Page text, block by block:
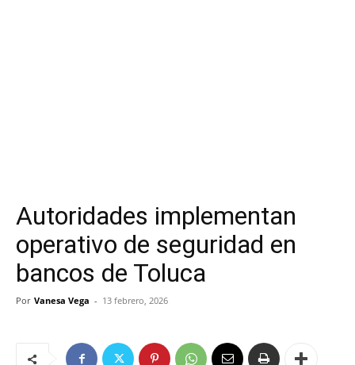
Autoridades implementan
operativo de seguridad en
bancos de Toluca
Por Vanesa Vega - 13 febrero, 2026